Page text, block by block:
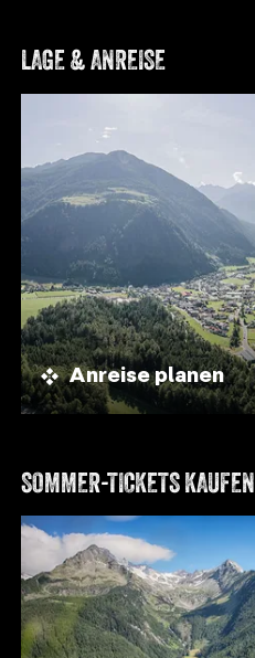
LAGE & ANREISE
Anreise planen
SOMMER-TICKETS KAUFEN